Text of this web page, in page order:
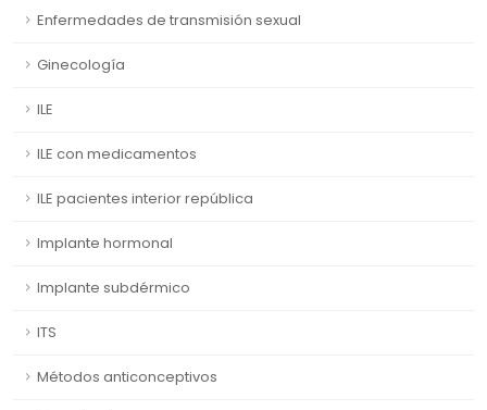
Enfermedades de transmisión sexual
Ginecología
ILE
ILE con medicamentos
ILE pacientes interior república
Implante hormonal
Implante subdérmico
ITS
Métodos anticonceptivos